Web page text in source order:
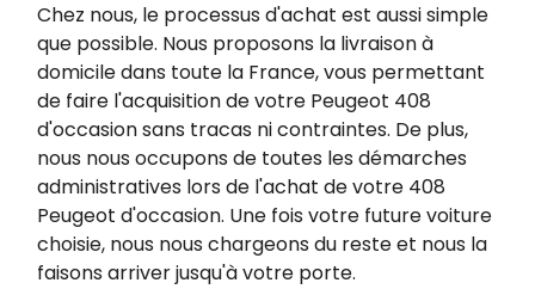
Chez nous, le processus d'achat est aussi simple
que possible. Nous proposons la livraison à
domicile dans toute la France, vous permettant
de faire l'acquisition de votre Peugeot 408
d'occasion sans tracas ni contraintes. De plus,
nous nous occupons de toutes les démarches
administratives lors de l'achat de votre 408
Peugeot d'occasion. Une fois votre future voiture
choisie, nous nous chargeons du reste et nous la
faisons arriver jusqu'à votre porte.